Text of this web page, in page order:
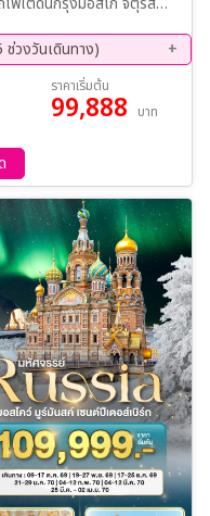
มผัสวิถีชีวิตหมู่บ้านซามี นั่งรถ
ม Snow Banana และขับ
นต์ปิเตอร์สเบิร์ก โบสต์หยด
ทจ พระราชวังปีเตอร์ฮอฟ
วงวันเดินทาง)
30 พ.ย. 69 - 07 ธ.ค. 69
27 ธ.ค. 69 - 03 ม.ค. 70
ราคาเริ่มต้น
99,888 บาท